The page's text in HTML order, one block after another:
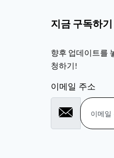
지금 구독하기
향후 업데이트를
청하기!
이메일 주소